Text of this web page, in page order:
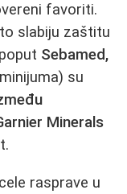
favoriti.
slabiju zaštitu
Sebamed,
su
Minerals
rasprave u